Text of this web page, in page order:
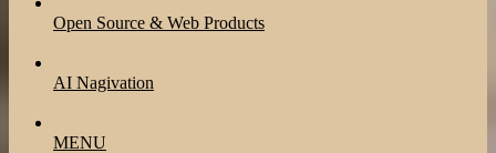
Open Source & Web Products
AI Nagivation
MENU